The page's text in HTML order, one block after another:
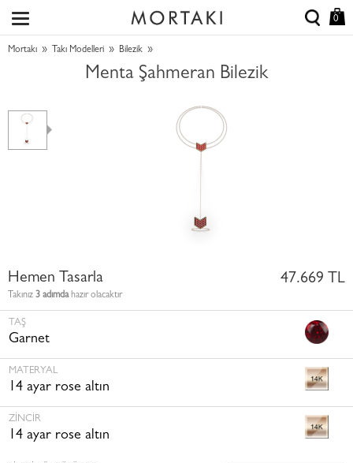
0
Mortakı » Takı Modelleri » Bilezik »
Menta Şahmeran Bilezik
Hemen Tasarla
Takınız 3 adımdahazır olacaktır
47.669 TL
TAŞ
Garnet
MATERYAL
14 ayar rose altın
ZINCIR
14 ayar rose altın